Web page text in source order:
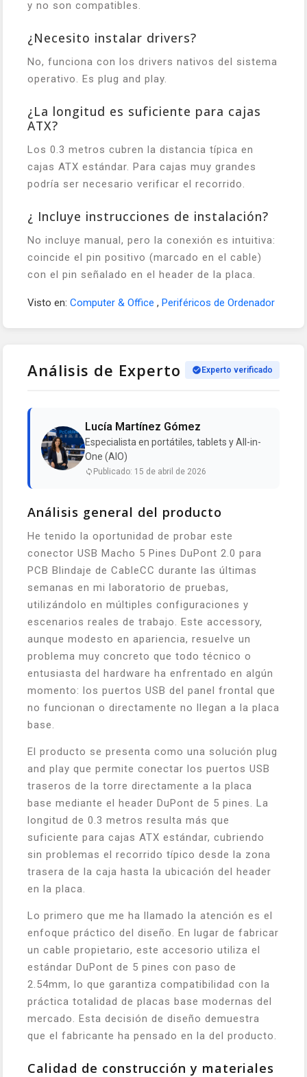
y no son compatibles.
¿Necesito instalar drivers?
No, funciona con los drivers nativos del sistema
operativo. Es plug and play.
¿La longitud es suficiente para cajas
ATX?
Los 0.3 metros cubren la distancia típica en
cajas ATX estándar. Para cajas muy grandes
podría ser necesario verificar el recorrido.
¿ Incluye instrucciones de instalación?
No incluye manual, pero la conexión es intuitiva:
coincide el pin positivo (marcado en el cable)
con el pin señalado en el header de la placa.
Visto en: Computer & Office , Periféricos de Ordenador
Análisis de Experto Experto verificado
Lucía Martínez Gómez
Especialista en portátiles, tablets y All-in-
One (AIO)
Publicado: 15 de abril de 2026
Análisis general del producto
He tenido la oportunidad de probar este
conector USB Macho 5 Pines DuPont 2.0 para
PCB Blindaje de CableCC durante las últimas
semanas en mi laboratorio de pruebas,
utilizándolo en múltiples configuraciones y
escenarios reales de trabajo. Este accessory,
aunque modesto en apariencia, resuelve un
problema muy concreto que todo técnico o
entusiasta del hardware ha enfrentado en algún
momento: los puertos USB del panel frontal que
no funcionan o directamente no llegan a la placa
base.
El producto se presenta como una solución plug
and play que permite conectar los puertos USB
traseros de la torre directamente a la placa
base mediante el header DuPont de 5 pines. La
longitud de 0.3 metros resulta más que
suficiente para cajas ATX estándar, cubriendo
sin problemas el recorrido típico desde la zona
trasera de la caja hasta la ubicación del header
en la placa.
Lo primero que me ha llamado la atención es el
enfoque práctico del diseño. En lugar de fabricar
un cable propietario, este accesorio utiliza el
estándar DuPont de 5 pines con paso de
2.54mm, lo que garantiza compatibilidad con la
práctica totalidad de placas base modernas del
mercado. Esta decisión de diseño demuestra
que el fabricante ha pensado en la del producto.
Calidad de construcción y materiales